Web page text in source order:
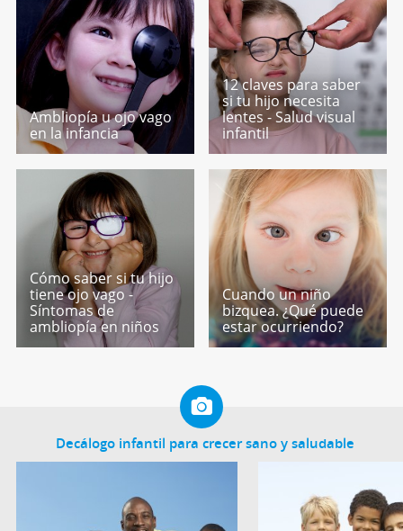
Ambliopía u ojo vago
en la infancia
12 claves para saber
si tu hijo necesita
lentes - Salud visual
infantil
Cómo saber si tu hijo
tiene ojo vago -
Síntomas de
ambliopía en niños
Cuando un niño
bizquea. ¿Qué puede
estar ocurriendo?
Decálogo infantil para crecer sano y saludable